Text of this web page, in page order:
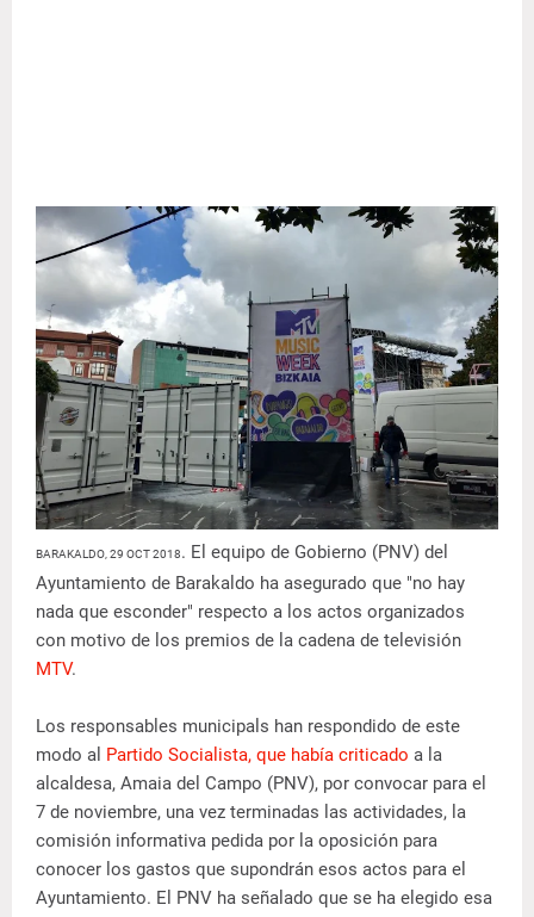
BARAKALDO, 29 OCT 2018. El equipo de Gobierno (PNV) del
Ayuntamiento de Barakaldo ha asegurado que "no hay
nada que esconder" respecto a los actos organizados
con motivo de los premios de la cadena de televisión
MTV.
Los responsables municipals han respondido de este
modo al Partido Socialista, que había criticado a la
alcaldesa, Amaia del Campo (PNV), por convocar para el
7 de noviembre, una vez terminadas las actividades, la
comisión informativa pedida por la oposición para
conocer los gastos que supondrán esos actos para el
Ayuntamiento. El PNV ha señalado que se ha elegido esa